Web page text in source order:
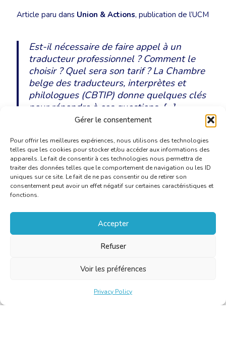
Gérer le consentement
Pour offrir les meilleures expériences, nous utilisons des technologies
telles que les cookies pour stocker et/ou accéder aux informations des
appareils. Le fait de consentir à ces technologies nous permettra de
traiter des données telles que le comportement de navigation ou les ID
uniques sur ce site. Le fait de ne pas consentir ou de retirer son
consentement peut avoir un effet négatif sur certaines caractéristiques et
fonctions.
Accepter
Refuser
Voir les préférences
Privacy Policy
Article paru dans Union & Actions, publication de l’UCM
Est-il nécessaire de faire appel à un
traducteur professionnel ? Comment le
choisir ? Quel sera son tarif ? La Chambre
belge des traducteurs, interprètes et
philologues (CBTIP) donne quelques clés
pour répondre à ces questions. […]
Lire l’article